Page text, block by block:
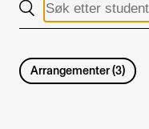
Alle studier
Master
Arrangementer(3)